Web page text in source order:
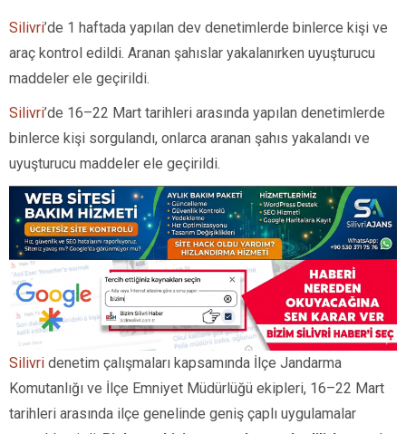
Silivri’de 1 haftada yapılan dev denetimlerde binlerce kişi ve
araç kontrol edildi. Aranan şahıslar yakalanırken uyuşturucu
maddeler ele geçirildi.
Silivri’de 16–22 Mart tarihleri arasında yapılan denetimlerde
binlerce kişi sorgulandı, onlarca aranan şahıs yakalandı ve
uyuşturucu maddeler ele geçirildi.
Silivri denetim çalışmaları kapsamında İlçe Jandarma
Komutanlığı ve İlçe Emniyet Müdürlüğü ekipleri, 16–22 Mart
tarihleri arasında ilçe genelinde geniş çaplı uygulamalar